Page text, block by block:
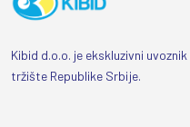
Kibid d.o.o. je ekskluzivni
tržište Republike Srbije.